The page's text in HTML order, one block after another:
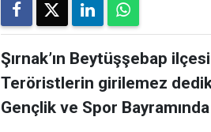
Şırnak’ın Beytüşşebap
Teröristlerin girilemez
Gençlik ve Spor